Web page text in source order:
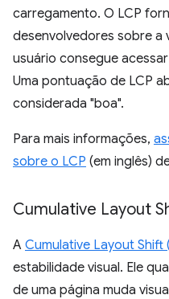
carregamento. O LCP
desenvolvedores sobre a
usuário consegue
Uma pontuação de LCP
considerada "boa".
Para mais informações,
sobre o LCP (em inglês)
Cumulative Layout
A Cumulative Layout Shift
estabilidade visual. Ele
de uma página muda